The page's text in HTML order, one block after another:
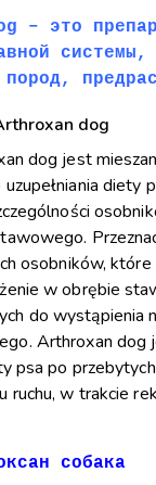
– это
dog
dog jest
diety
osobników, które
w obrębie
do wystąpienia
Arthroxan dog
psa po
ruchu, w trakcie
собака